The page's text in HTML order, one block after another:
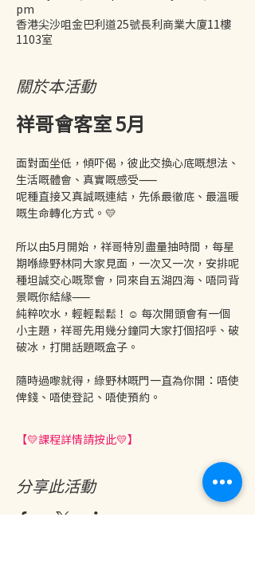
pm
香港尖沙咀金巴利道25號長利商業大廈11樓
1103室
關於本活動
祥哥會客室 5月
面對面坐低，傾吓偈，彼此交換心底嘅想法、
生活嘅體會、真實嘅感受——
呢種直接又真誠嘅連結，先係最徹底、最溫暖
嘅生命轉化方式。💛
所以由5月開始，祥哥特別盡量抽時間，每星
期喺綠野林同大家見面，一次又一次，安排呢
種坦誠交心嘅聚會，同來自五湖四海、唔同背
景嘅你結緣——
純粹吹水，輕輕鬆鬆！☺️ 每次開頭會有一個
小主題，祥哥先用幾分鐘同大家打個招呼、破
破冰，打開話題嘅盒子。
隨時過嚟就得，綠野林嘅門一直為你開：唔使
俾錢、唔使登記、唔使預約。
【💛課程詳情請按此💛】
分享此活動